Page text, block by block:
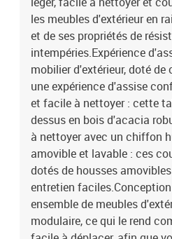
les meubles d'extérieur en
et de ses propriétés de
intempéries.Expérience
mobilier d'extérieur, doté
une expérience d'assise
et facile à nettoyer : cette
dessus en bois d'acacia
à nettoyer avec un chiffon
amovible et lavable : ces
dotés de housses
entretien
ensemble de meubles
modulaire, ce qui le rend